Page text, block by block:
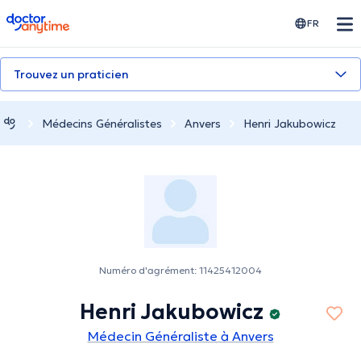
doctoranytime FR
Trouvez un praticien
Médecins Généralistes Anvers Henri Jakubowicz
Numéro d'agrément: 11425412004
Henri Jakubowicz
Médecin Généraliste à Anvers